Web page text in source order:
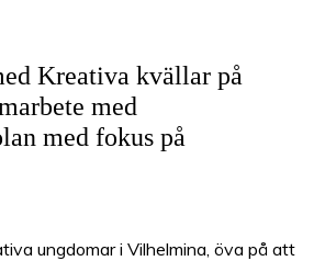
Kreativa kvällar på
med
med fokus på
ungdomar i Vilhelmina, öva på att